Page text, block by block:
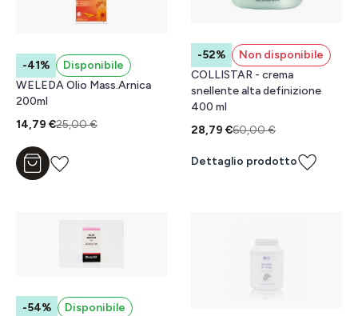
-41%
Disponibile
WELEDA Olio Mass.Arnica
200ml
14,79 €25,00 €
Aggiungi al carrello
-52%
Non disponibile
COLLISTAR - crema
snellente alta definizione
400 ml
28,79 €60,00 €
Dettaglio prodotto
-54%
Disponibile